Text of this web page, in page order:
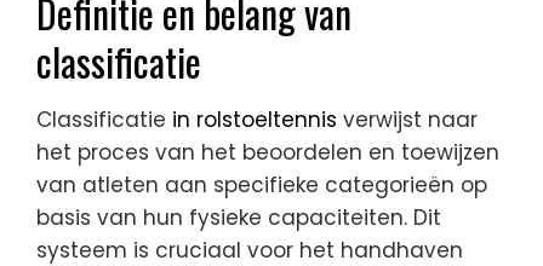
Definitie en belang van
classificatie
Classificatie in rolstoeltennis verwijst naar
het proces van het beoordelen en toewijzen
van atleten aan specifieke categorieën op
basis van hun fysieke capaciteiten. Dit
systeem is cruciaal voor het handhaven